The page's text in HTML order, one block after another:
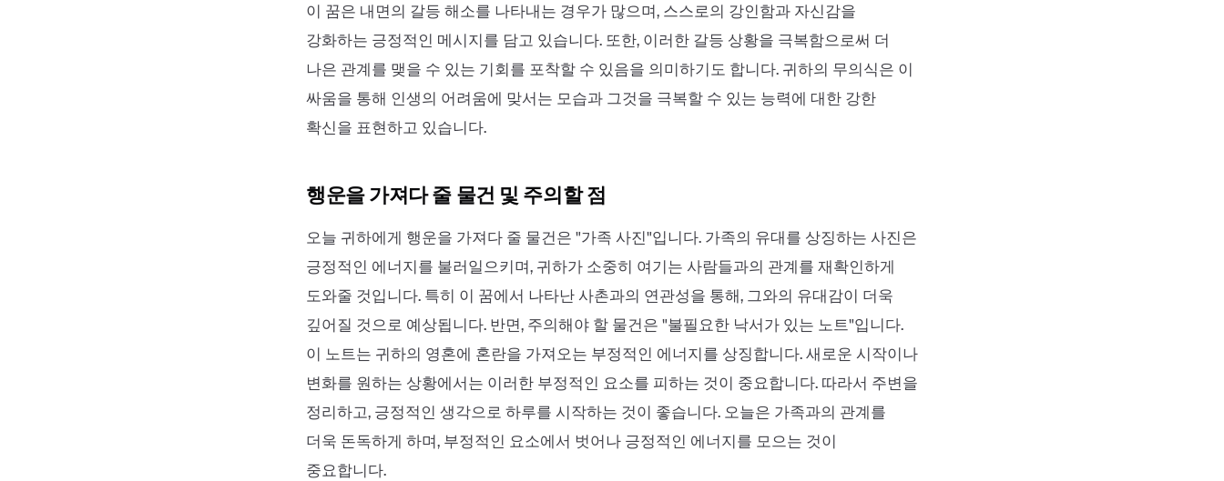
이 꿈은 내면의 갈등 해소를 나타내는 경우가 많으며, 스스로의 강인함과 자신감을
강화하는 긍정적인 메시지를 담고 있습니다. 또한, 이러한 갈등 상황을 극복함으로써 더
나은 관계를 맺을 수 있는 기회를 포착할 수 있음을 의미하기도 합니다. 귀하의 무의식은 이
싸움을 통해 인생의 어려움에 맞서는 모습과 그것을 극복할 수 있는 능력에 대한 강한
확신을 표현하고 있습니다.
행운을 가져다 줄 물건 및 주의할 점
오늘 귀하에게 행운을 가져다 줄 물건은 "가족 사진"입니다. 가족의 유대를 상징하는 사진은
긍정적인 에너지를 불러일으키며, 귀하가 소중히 여기는 사람들과의 관계를 재확인하게
도와줄 것입니다. 특히 이 꿈에서 나타난 사촌과의 연관성을 통해, 그와의 유대감이 더욱
깊어질 것으로 예상됩니다. 반면, 주의해야 할 물건은 "불필요한 낙서가 있는 노트"입니다.
이 노트는 귀하의 영혼에 혼란을 가져오는 부정적인 에너지를 상징합니다. 새로운 시작이나
변화를 원하는 상황에서는 이러한 부정적인 요소를 피하는 것이 중요합니다. 따라서 주변을
정리하고, 긍정적인 생각으로 하루를 시작하는 것이 좋습니다. 오늘은 가족과의 관계를
더욱 돈독하게 하며, 부정적인 요소에서 벗어나 긍정적인 에너지를 모으는 것이
중요합니다.